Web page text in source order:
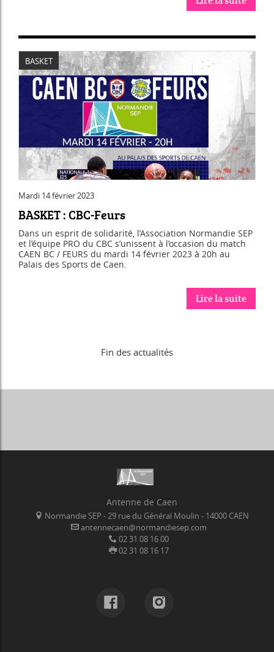
BASKET
Mardi 14 février 2023
BASKET : CBC-Feurs
Dans un esprit de solidarité, l’Association Normandie SEP
et l’équipe PRO du CBC s’unissent à l’occasion du match
CAEN BC / FEURS du mardi 14 février 2023 à 20h au
Palais des Sports de Caen.
Lire la suite
Fin des actualités
Antenne de Caen
Normandie SEP - 29 rue du Général Moulin - 14000 CAEN
antennecaen@normandiesep.com
02 31 08 16 00
02 31 08 16 17